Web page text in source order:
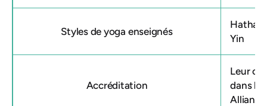
Styles de yoga enseignés
Hatha
Yin
Accréditation
Leur
dans le